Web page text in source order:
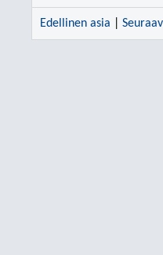
Edellinen asia